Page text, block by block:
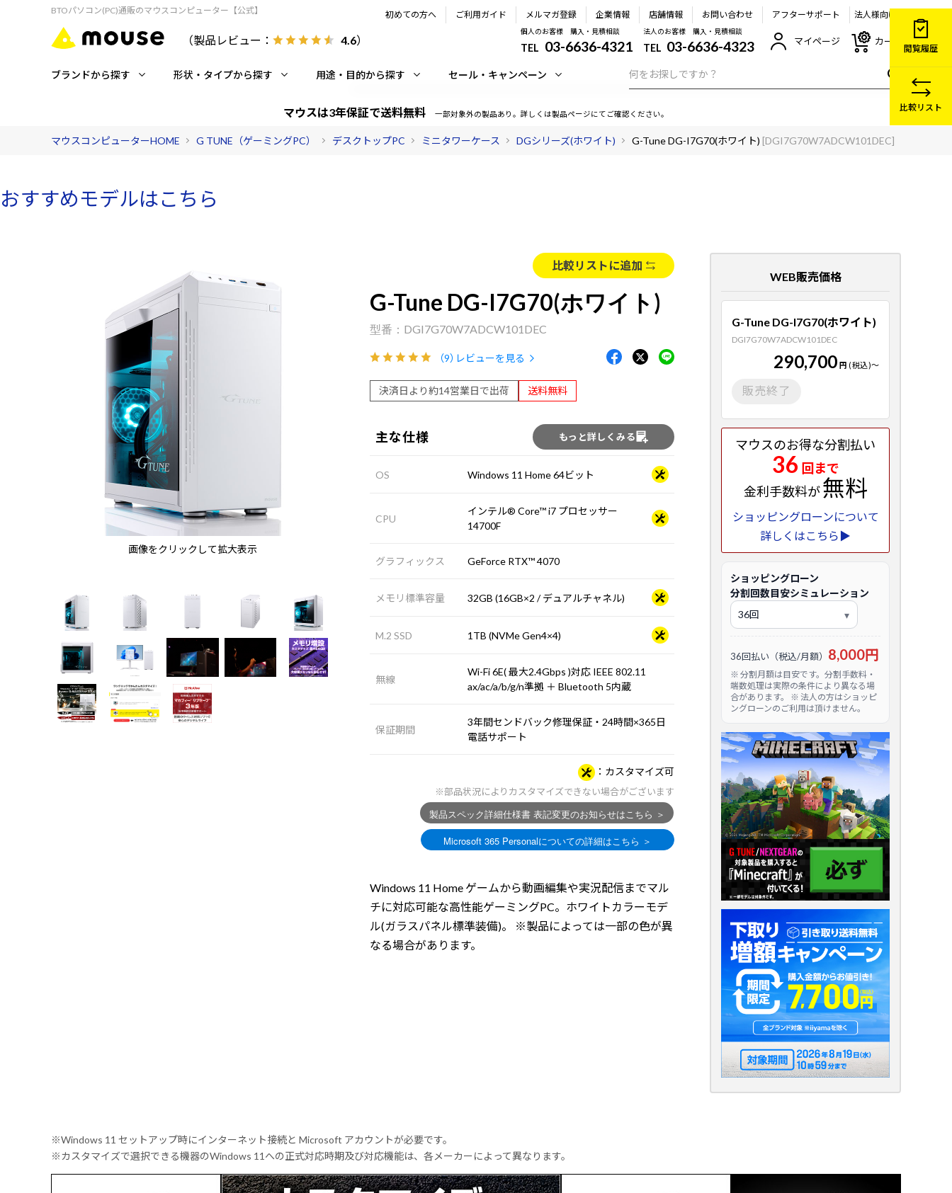
BTOパソコン(PC)通販のマウスコンピューター【公式】
（製品レビュー： 4.6）
初めての方へ ご利用ガイド メルマガ登録 企業情報 店舗情報 お問い合わせ アフターサポート 法人様向け
個人のお客様 購入・見積相談
TEL 03-6636-4321
法人のお客様 購入・見積相談
TEL 03-6636-4323 マイページ カート
ブランドから探す 形状・タイプから探す 用途・目的から探す セール・キャンペーン
マウスは3年保証で送料無料 一部対象外の製品あり。詳しくは製品ページにてご確認ください。
マウスコンピューターHOME G TUNE（ゲーミングPC） デスクトップPC ミニタワーケース DGシリーズ(ホワイト) G-Tune DG-I7G70(ホワイト) [DGI7G70W7ADCW101DEC]
おすすめモデルはこちら
画像をクリックして拡大表示
比較リストに追加
G-Tune DG-I7G70(ホワイト)
DGI7G70W7ADCW101DEC
（9）レビューを見る
決済日より約14営業日で出荷 送料無料
主な仕様 もっと詳しくみる
OS Windows 11 Home 64ビット
CPU
インテル® Core™ i7 プロセッサー
14700F
グラフィックス GeForce RTX™ 4070
メモリ標準容量 32GB (16GB×2 / デュアルチャネル)
M.2 SSD 1TB (NVMe Gen4×4)
無線
Wi-Fi 6E( 最大2.4Gbps )対応 IEEE 802.11
ax/ac/a/b/g/n準拠 ＋ Bluetooth 5内蔵
保証期間
3年間センドバック修理保証・24時間×365日
電話サポート
カスタマイズ可
※部品状況によりカスタマイズできない場合がございます
Windows 11 Home ゲームから動画編集や実況配信までマル
チに対応可能な高性能ゲーミングPC。ホワイトカラーモデ
ル(ガラスパネル標準装備)。 ※製品によっては一部の色が異
なる場合があります。
WEB販売価格
G-Tune DG-I7G70(ホワイト)
DGI7G70W7ADCW101DEC
290,700 円 (税込)～
販売終了
マウスのお得な分割払い
36 回まで
金利手数料が無料
ショッピングローンについて
詳しくはこちら▶
ショッピングローン
分割回数目安シミュレーション
36回払い（税込/月額） 8,000円
※ 分割月額は目安です。分割手数料・
端数処理は実際の条件により異なる場
合があります。 ※ 法人の方はショッピ
ングローンのご利用は頂けません。
※Windows 11 セットアップ時にインターネット接続と Microsoft アカウントが必要です。
※カスタマイズで選択できる機器のWindows 11への正式対応時期及び対応機能は、各メーカーによって異なります。
閲覧履歴
比較リスト